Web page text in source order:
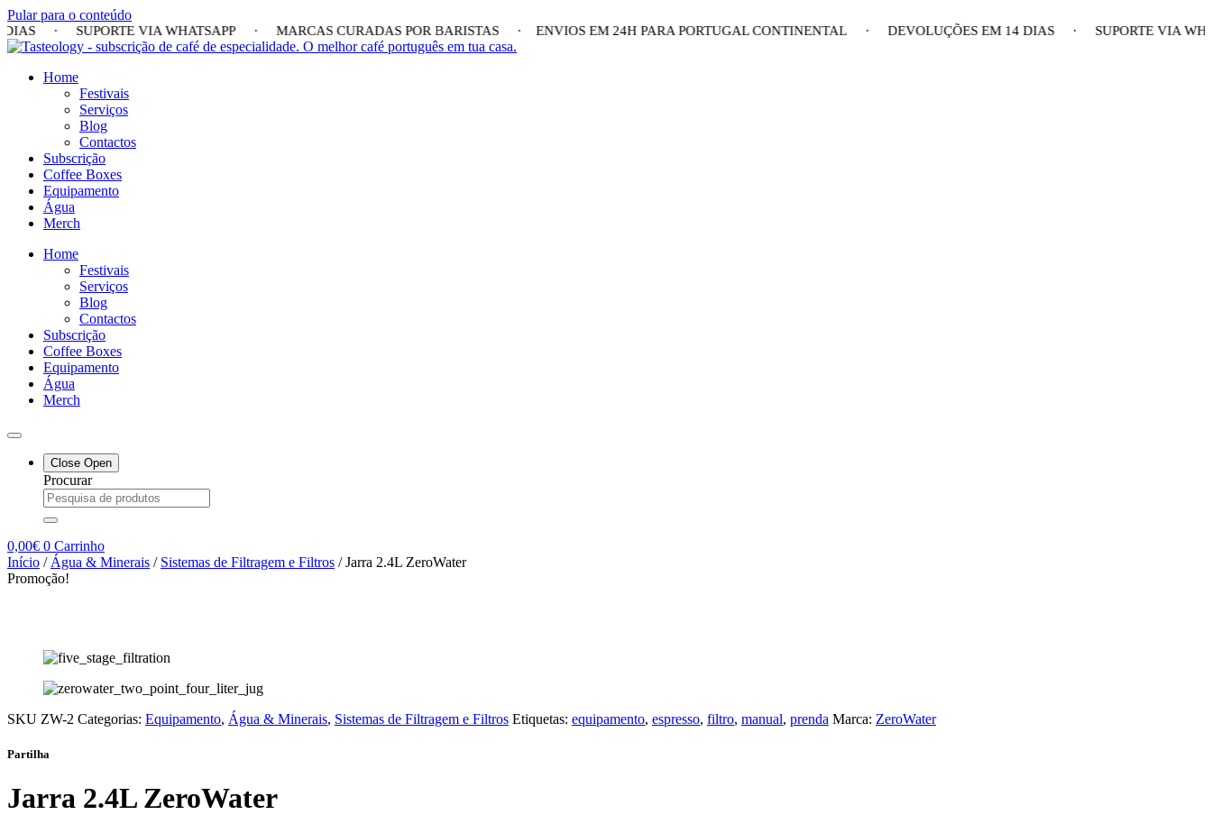
Pular para o conteúdo
· SUPORTE VIA WHATSAPP · MARCAS CURADAS POR BARISTAS · ENVIOS EM 24H PARA PORTUGAL CONTINENTAL · DEVOLUÇÕES EM 14 DIAS · SUPORTE VIA
Home
Festivais
Serviços
Blog
Contactos
Subscrição
Coffee Boxes
Equipamento
Água
Merch
Home
Festivais
Serviços
Blog
Contactos
Subscrição
Coffee Boxes
Equipamento
Água
Merch
Close Open
Procurar
0,00€ 0 Carrinho
Início / Água & Minerais / Sistemas de Filtragem e Filtros / Jarra 2.4L ZeroWater
Promoção!
SKU ZW-2 Categorias: Equipamento, Água & Minerais, Sistemas de Filtragem e Filtros Etiquetas: equipamento, espresso, filtro, manual, prenda Marca: ZeroWater
Partilha
Jarra 2.4L ZeroWater